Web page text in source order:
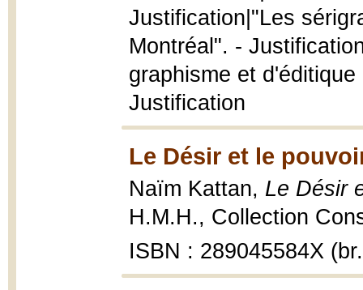
Justification|"Les
Montréal". -
graphisme et
Justification
Le Désir et le
Naïm Kattan, Le Désir
H.M.H., Collection
ISBN : 289045584X